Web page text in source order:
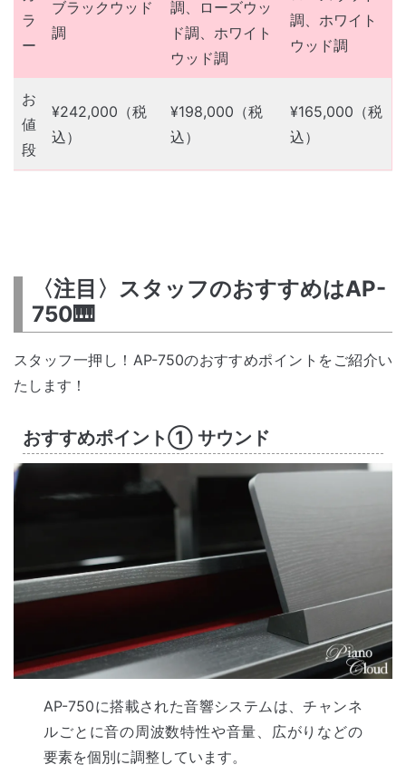
ラ
ー
ブラックウッド
調
調、ローズウッ
ド調、ホワイト
ウッド調
調、ホワイト
ウッド調
お
値
段
¥242,000（税
込）
¥198,000（税
込）
¥165,000（税
込）
〈注目〉スタッフのおすすめはAP-
750🎹
スタッフ一押し！AP-750のおすすめポイントをご紹介い
たします！
おすすめポイント① サウンド
AP-750に搭載された音響システムは、チャンネ
ルごとに音の周波数特性や音量、広がりなどの
要素を個別に調整しています。